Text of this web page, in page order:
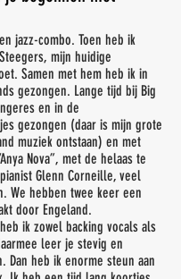
jazz-combo. Toen heb ik
mijn huidige
Samen met hem heb ik in
gezongen. Lange tijd bij Big
en in de
gezongen (daar is mijn grote
muziek ontstaan) en met
Nova”, met de helaas te
Glenn Corneille, veel
We hebben twee keer een
door Engeland.
ik zowel backing vocals als
leer je stevig en
Dan heb ik enorme steun aan